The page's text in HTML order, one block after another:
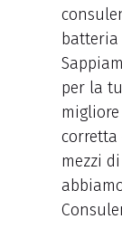
batteria
per la
corretta
mezzi